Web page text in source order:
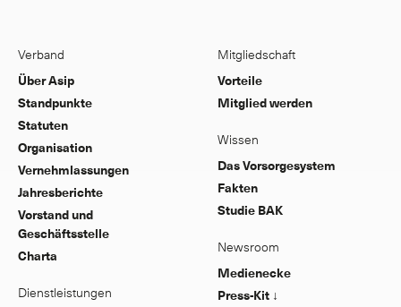
Verband
Über Asip
Standpunkte
Statuten
Organisation
Vernehmlassungen
Jahresberichte
Vorstand und
Geschäftsstelle
Charta
Dienstleistungen
Mitgliedschaft
Vorteile
Mitglied werden
Wissen
Das Vorsorgesystem
Fakten
Studie BAK
Newsroom
Medienecke
Press-Kit ↓